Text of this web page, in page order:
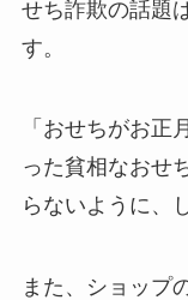
せち詐欺の話題
す。
「おせちがお正
った貧相なおせ
らないように、
また、ショップ